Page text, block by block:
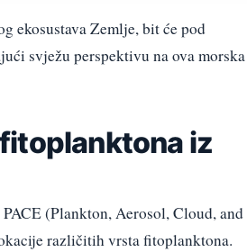
ekosustava Zemlje, bit će pod
svježu perspektivu na ova morska
iz
(Plankton, Aerosol, Cloud, and
različitih vrsta fitoplanktona.